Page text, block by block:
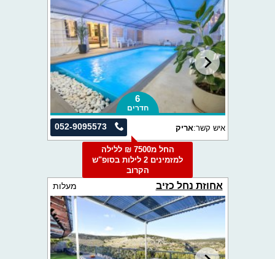
6
חדרים
052-9095573 איש קשר:אריק
החל מ7500 ₪ ללילה
למזמינים 2 לילות בסופ"ש
הקרוב
אחוזת נחל כזיב מעלות